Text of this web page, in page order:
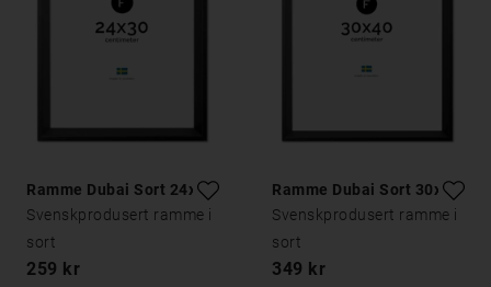
Ramme Dubai Sort 24x30
Svenskprodusert ramme i
sort
259 kr
Ramme Dubai Sort 30x40
Svenskprodusert ramme i
sort
349 kr